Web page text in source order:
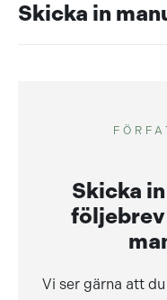
Skicka in
Skicka
Vi ser gärna att